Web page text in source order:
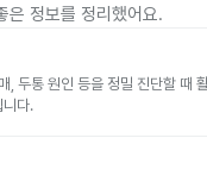
은 정보를 정리했어요.
, 두통 원인 등을 정밀 진단할 때
니다.